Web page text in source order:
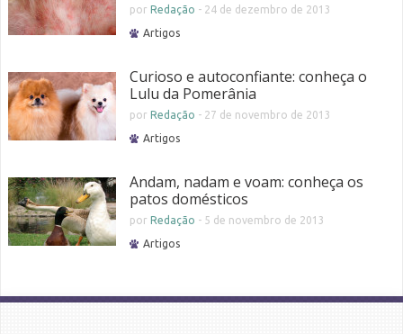
por Redação - 24 de dezembro de 2013
Artigos
Curioso e autoconfiante: conheça o
Lulu da Pomerânia
por Redação - 27 de novembro de 2013
Artigos
Andam, nadam e voam: conheça os
patos domésticos
por Redação - 5 de novembro de 2013
Artigos